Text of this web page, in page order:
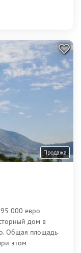
Продажа
000 евро
дом в
Общая площадь
этом